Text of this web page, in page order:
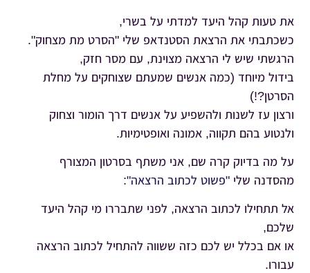
את טעות קהל היעד למדתי על בשרי,
כשכתבתי את הרצאת הסטנדאפ שלי "הסרט מת מצחוק".
הרגשתי שיש לי הרצאה מצוינת, עם מסר חזק,
בידול מיוחד (כמה אנשים שמעתם שצוחקים על מחלת
הסרטן?!)
ורצון עז לשנות ולהשפיע על אנשים דרך הומור וצחוק
ולנטוע בהם תקווה, אמונה ואופטימיות.
על מה בדיוק קרה שם, אני משתף בסרטון המצורף
מהסדנה שלי"פשוט לכתוב הרצאה":
אל תתחילו לכתוב הרצאה, לפני שתבררו מי קהל היעד
שלכם,
או אם בכלל יש לכם כזה ששווה להתחיל לכתוב הרצאה
עבורו.